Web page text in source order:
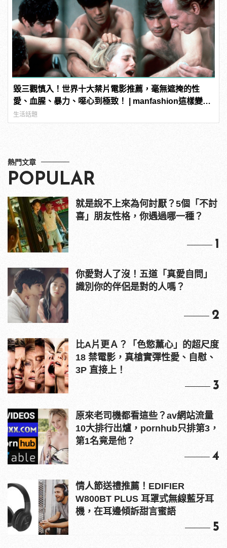
毀三觀慎入！世界十大禁片電影推薦，毫無遮掩的性
愛、血腥、暴力、噁心到極致！ | manfashion這樣變型
男
生活話題
熱門文章
POPULAR
就是說不上來為何討厭？5個「不討
喜」朋友性格，你遇過哪一種？
1
你愛對人了沒！五道「真愛自問」
識別你的伴侶是對的人嗎？
2
比A片更Ａ？「色慾薰心」的超尺度
18 禁電影，真槍實彈性愛、自慰、
3P 直接上！
3
原來老司機都看這些？av網站流量
10大排行出爐，pornhub只排第3，
第1名竟是他？
4
情人節送禮推薦！EDIFIER
W800BT PLUS 耳罩式無線藍牙耳
機，在耳邊傾訴甜言蜜語
5